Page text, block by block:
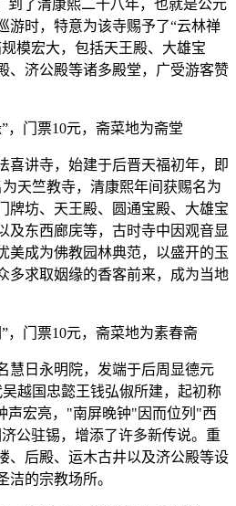
到了清康熙二十八年，也就是公元
游时，特意为该寺赐予了“云林禅
模宏大，包括天王殿、大雄宝
、济公殿等诸多殿堂，广受游客赞
，门票10元，斋菜地为斋堂
喜讲寺，始建于后晋天福初年，即
天竺教寺，清康熙年间获赐名为
牌坊、天王殿、圆通宝殿、大雄宝
及东西廊庑等，古时寺中因观音显
美成为佛教园林典范，以盛开的玉
多求取姻缘的香客前来，成为当地
，门票10元，斋菜地为素春斋
慧日永明院，发端于后周显德元
越国忠懿王钱弘俶所建，起初称
声宏亮，"南屏晚钟"因而位列"西
公驻锡，增添了许多新传说。重
、后殿、运木古井以及济公殿等设
洁的宗教场所。